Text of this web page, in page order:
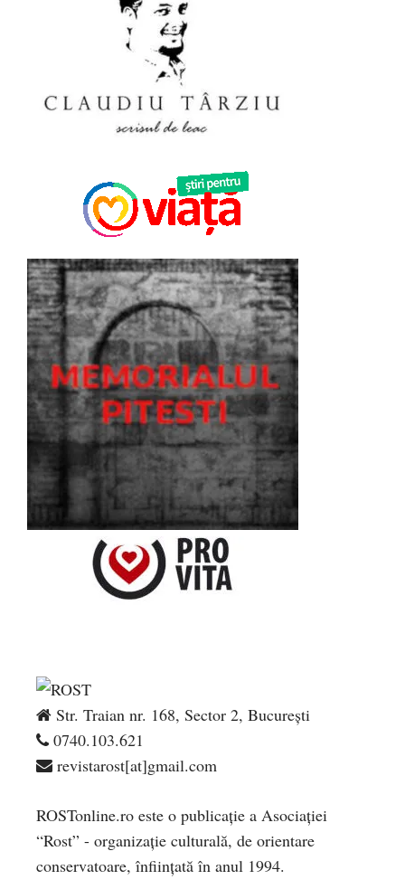
Str. Traian nr. 168, Sector 2, București
0740.103.621
revistarost[at]gmail.com
ROSTonline.ro este o publicaţie a Asociaţiei
“Rost” - organizaţie culturală, de orientare
conservatoare, înfiinţată în anul 1994.